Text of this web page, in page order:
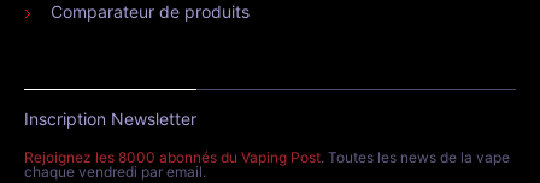
Comparateur de produits
Inscription Newsletter
Rejoignez les 8000 abonnés du Vaping Post. Toutes les news de la vape
chaque vendredi par email.